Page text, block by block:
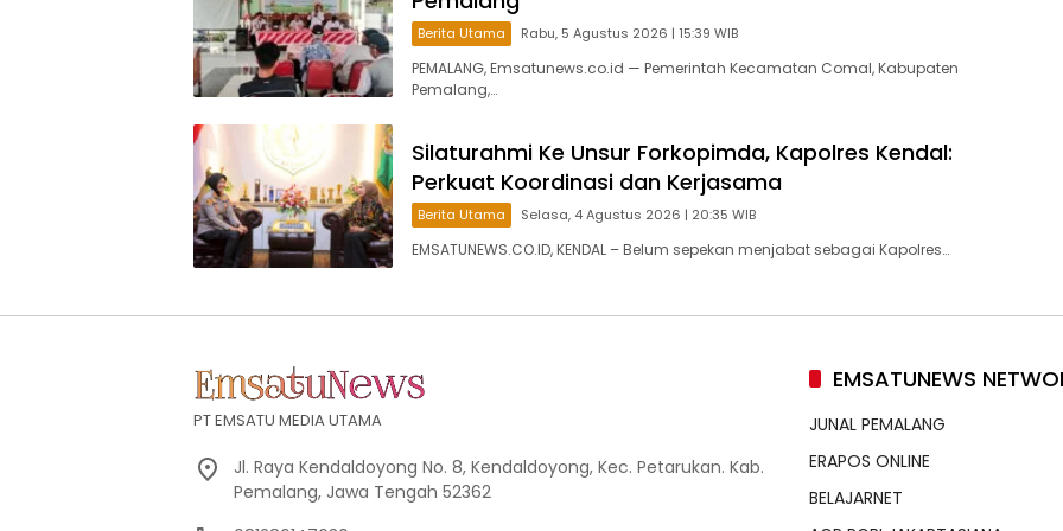
Berita Utama Rabu, 5 Agustus 2026 | 15:39 WIB
PEMALANG, Emsatunews.co.id — Pemerintah Kecamatan Comal, Kabupaten
Pemalang,…
Silaturahmi Ke Unsur Forkopimda, Kapolres Kendal:
Perkuat Koordinasi dan Kerjasama
Berita Utama Selasa, 4 Agustus 2026 | 20:35 WIB
EMSATUNEWS.CO.ID, KENDAL – Belum sepekan menjabat sebagai Kapolres…
PT EMSATU MEDIA UTAMA
Jl. Raya Kendaldoyong No. 8, Kendaldoyong, Kec. Petarukan. Kab.
Pemalang, Jawa Tengah 52362
EMSATUNEWS
JUNAL PEMALANG
ERAPOS ONLINE
BELAJARNET